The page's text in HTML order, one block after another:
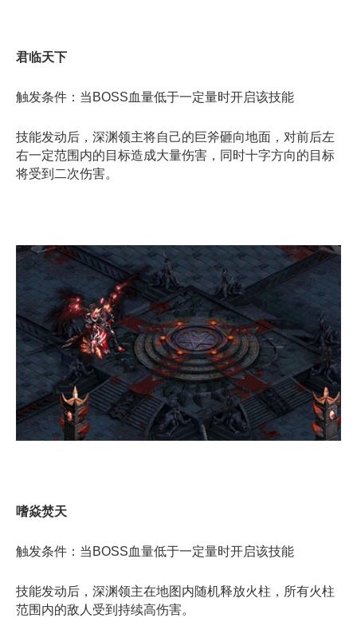
君临天下
触发条件：当BOSS血量低于一定量时开启该技能
技能发动后，深渊领主将自己的巨斧砸向地面，对前后左
右一定范围内的目标造成大量伤害，同时十字方向的目标
将受到二次伤害。
嗜焱焚天
触发条件：当BOSS血量低于一定量时开启该技能
技能发动后，深渊领主在地图内随机释放火柱，所有火柱
范围内的敌人受到持续高伤害。